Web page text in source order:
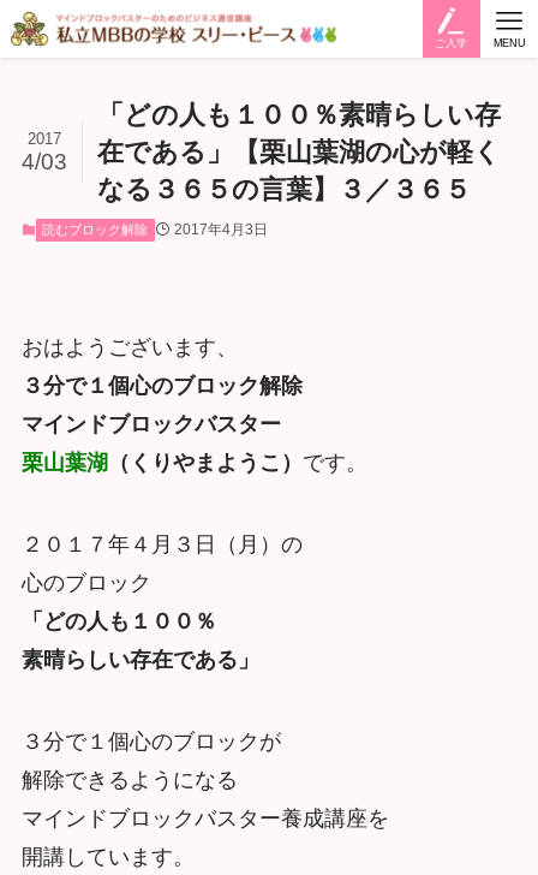
ご入学 MENU
「どの人も１００％素晴らしい存
在である」【栗山葉湖の心が軽く
なる３６５の言葉】３／３６５
2017
4/03
読むブロック解除 2017年4月3日
おはようございます、
３分で１個心のブロック解除
マインドブロックバスター
栗山葉湖 （くりやまようこ） です。
２０１７年４月３日（月）の
心のブロック
「どの人も１００％
素晴らしい存在である」
３分で１個心のブロックが
解除できるようになる
マインドブロックバスター養成講座を
開講しています。